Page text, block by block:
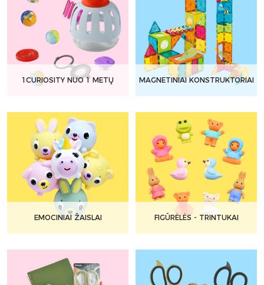
1CURIOSITY NUO 1 METŲ MAGNETINIAI KONSTRUKTORIAI
EMOCINIAI ŽAISLAI FIGŪRĖLĖS - TRINTUKAI